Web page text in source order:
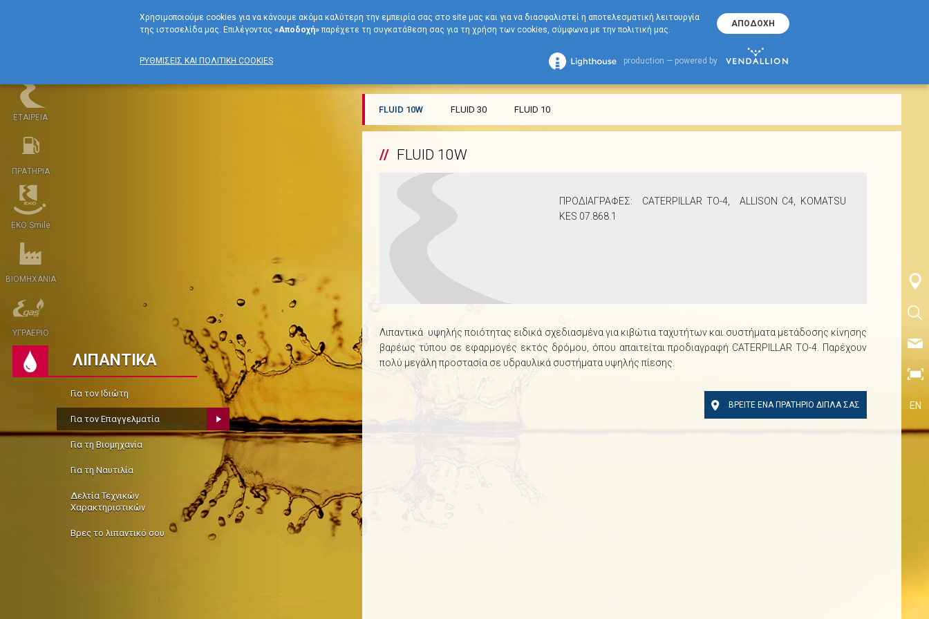
ΕΤΑΙΡΕΙΑ
ΠΡΑΤΗΡΙΑ
EKO Smile
BIOMHXANIA
ΥΓΡΑΕΡΙΟ
ΛΙΠΑΝΤΙΚΑ
Για τον Ιδιώτη
Για τον Επαγγελματία
Για τη Βιομηχανία
Για τη Ναυτιλία
Δελτία Τεχνικών
Χαρακτηριστικών
Βρες το λιπαντικό σου
EN
ΓΡΑΜΜΗ ΕΠΙΚΟΙΝΩΝΙΑΣ ΕΚΟ
Αρχική ΛΙΠΑΝΤΙΚΑ Για τον Επαγγελματία Λιπαντικά Συστημάτων Μετάδοσης Κίνησης EKO Torque FLUID 10W
FLUID 10W FLUID 30 FLUID 10
FLUID 10W
ΠΡΟΔΙΑΓΡΑΦΕΣ: CATERPILLAR TO-4, ALLISON C4, KOMATSU
KES 07.868.1
Λιπαντικά υψηλής ποιότητας ειδικά σχεδιασμένα για κιβώτια ταχυτήτων και συστήματα μετάδοσης κίνησης
βαρέως τύπου σε εφαρμογές εκτός δρόμου, όπου απαιτείται προδιαγραφή CATERPILLAR TO-4. Παρέχουν
πολύ μεγάλη προστασία σε υδραυλικά συστήματα υψηλής πίεσης.
ΒΡΕΙΤΕ ΕΝΑ ΠΡΑΤΗΡΙΟ ΔΙΠΛΑ ΣΑΣ
Χρησιμοποιούμε cookies για να κάνουμε ακόμα καλύτερη την εμπειρία σας στο site μας και για να διασφαλιστεί η αποτελεσματική λειτουργία
της ιστοσελίδα μας. Επιλέγοντας «Αποδοχή»παρέχετε τη συγκατάθεση σας για τη χρήση των cookies, σύμφωνα με την πολιτική μας.
ΑΠΟΔΟΧΗ
ΡΥΘΜΙΣΕΙΣ ΚΑΙ ΠΟΛΙΤΙΚΗ COOKIES production — powered by